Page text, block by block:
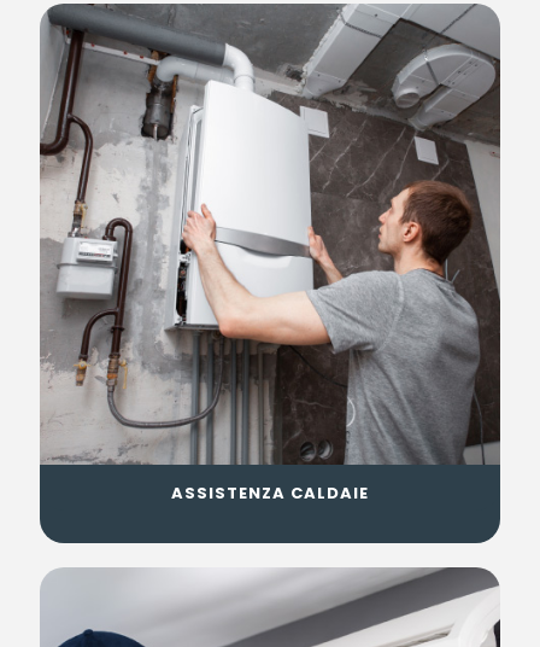
ASSISTENZA CALDAIE